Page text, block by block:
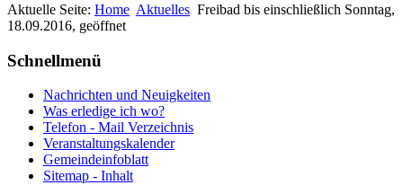
Aktuelle Seite: Home Aktuelles Freibad bis einschließlich Sonntag,
18.09.2016, geöffnet
Schnellmenü
Nachrichten und Neuigkeiten
Was erledige ich wo?
Telefon - Mail Verzeichnis
Veranstaltungskalender
Gemeindeinfoblatt
Sitemap - Inhalt